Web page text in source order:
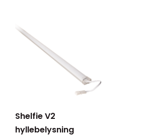
Shelfie V2
hyllebelysning